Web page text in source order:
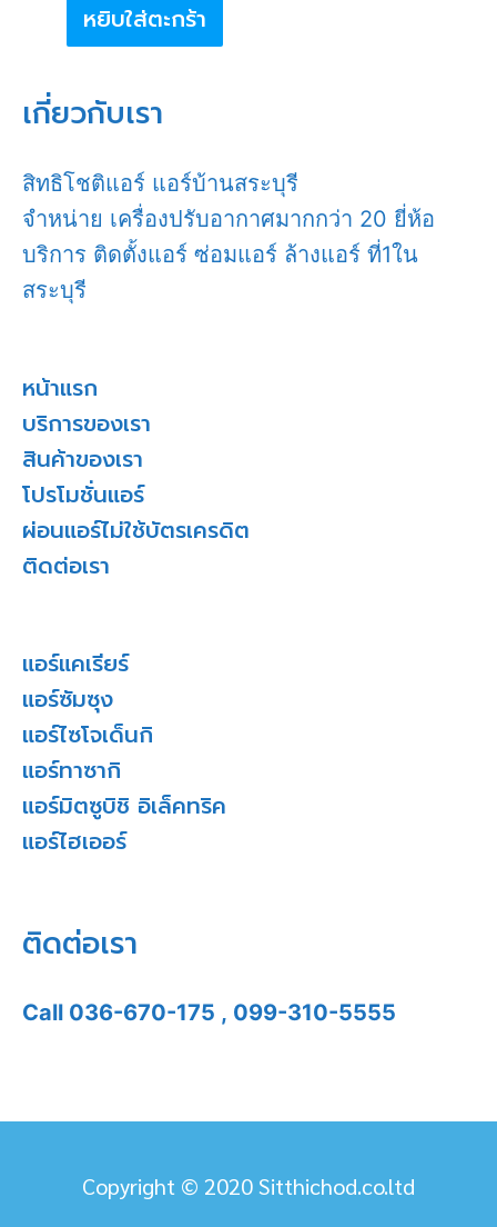
หยิบใส่ตะกร้า
เกี่ยวกับเรา
สิทธิโชติแอร์ แอร์บ้านสระบุรี
จำหน่าย เครื่องปรับอากาศมากกว่า 20 ยี่ห้อ
บริการ ติดตั้งแอร์ ซ่อมแอร์ ล้างแอร์ ที่1ใน
สระบุรี
หน้าแรก
บริการของเรา
สินค้าของเรา
โปรโมชั่นแอร์
ผ่อนแอร์ไม่ใช้บัตรเครดิต
ติดต่อเรา
แอร์แคเรียร์
แอร์ซัมซุง
แอร์ไซโจเด็นกิ
แอร์ทาซากิ
แอร์มิตซูบิชิ อิเล็คทริค
แอร์ไฮเออร์
ติดต่อเรา
Call 036-670-175 , 099-310-5555
Copyright © 2020 Sitthichod.co.ltd